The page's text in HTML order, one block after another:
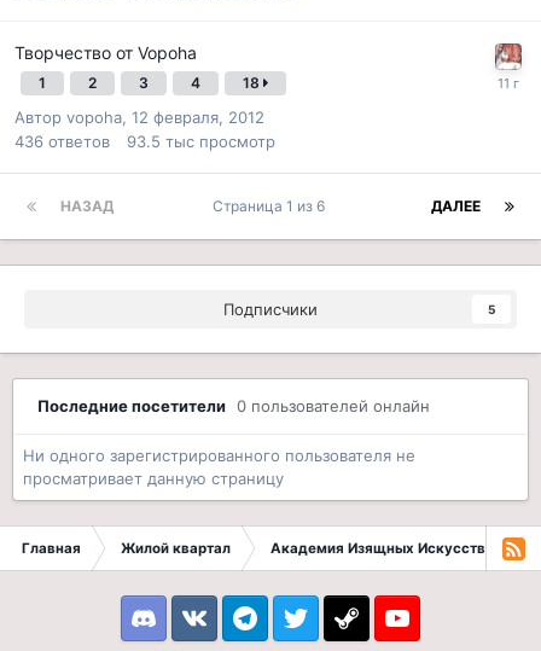
Творчество от Vopoha
1 2 3 4 18
Автор vopoha, 12 февраля, 2012
436 ответов 93.5 тыс просмотр
НАЗАД ДАЛЕЕ
Страница 1 из 6
Подписчики 5
Последние посетители 0 пользователей онлайн
Ни одного зарегистрированного пользователя не
просматривает данную страницу
Главная Жилой квартал Академия Изящных Искусств
DiscordVK TelegramTwitter Steam Youtube